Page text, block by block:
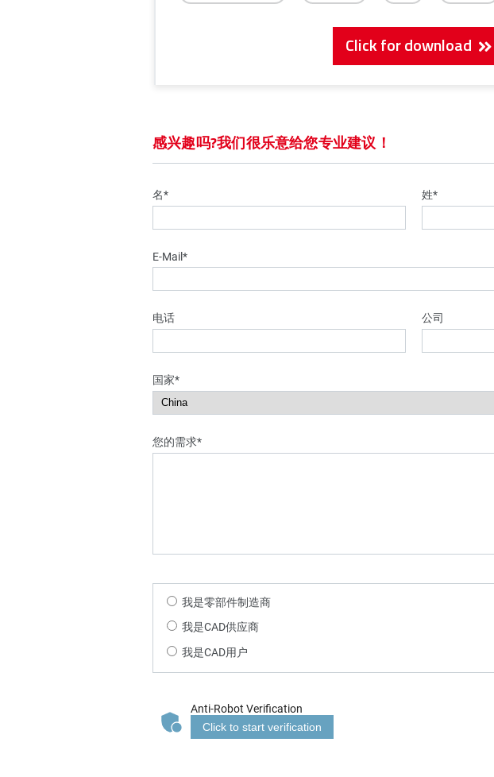
Click for download
感兴趣吗?我们很乐意给您专业建议！
名* 姓*
E-Mail*
电话 公司
国家*
您的需求*
我是零部件制造商
我是CAD供应商
我是CAD用户
Anti-Robot Verification
Click to start verification